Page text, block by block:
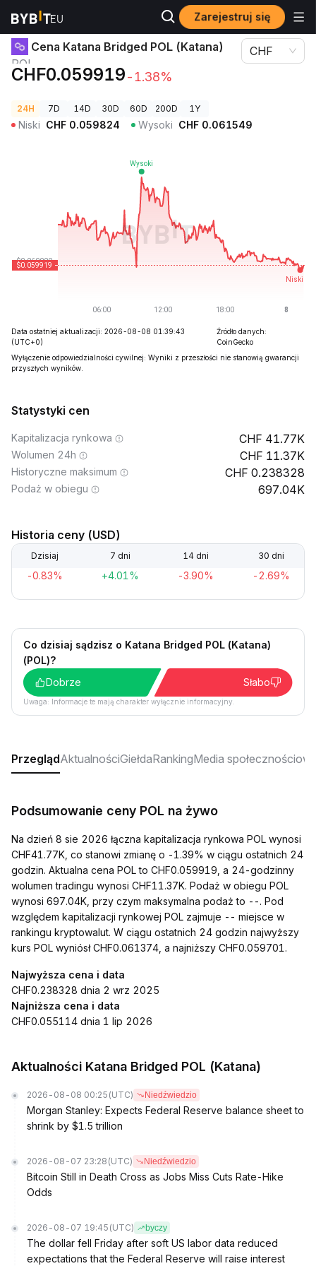
Zarejestruj się
Ceny kryptowalut Cena Katana Bridged POL (Katana) POL
Cena Katana Bridged POL (Katana)
POL
CHF0.059919-1.38%
CHF
24H 7D 14D 30D 60D 200D 1Y
Niski CHF 0.059824 Wysoki CHF 0.061549
Data ostatniej aktualizacji: 2026-08-08 01:39:43
(UTC+0)
Źródło danych:
CoinGecko
Wyłączenie odpowiedzialności cywilnej: Wyniki z przeszłości nie stanowią gwarancji
przyszłych wyników.
Statystyki cen
Kapitalizacja rynkowa 41.77K
Wolumen 24h 11.37K
Historyczne maksimum 0.238328
Podaż w obiegu 697.04K
Historia ceny (USD)
Dzisiaj 7 dni 14 dni 30 dni
-0.83% +4.01% -3.90% -2.69%
Co dzisiaj sądzisz o Katana Bridged POL (Katana)
(POL)?
Dobrze
Słabo
Uwaga: Informacje te mają charakter wyłącznie informacyjny.
PrzeglądAktualnościGiełdaRankingMedia
Podsumowanie ceny POL na żywo
Na dzień 8 sie 2026 łączna kapitalizacja rynkowa POL wynosi
CHF41.77K, co stanowi zmianę o -1.39% w ciągu ostatnich 24
godzin. Aktualna cena POL to CHF0.059919, a 24-godzinny
wolumen tradingu wynosi CHF11.37K. Podaż w obiegu POL
wynosi 697.04K, przy czym maksymalna podaż to --. Pod
względem kapitalizacji rynkowej POL zajmuje -- miejsce w
rankingu kryptowalut. W ciągu ostatnich 24 godzin najwyższy
kurs POL wyniósł CHF0.061374, a najniższy CHF0.059701.
Najwyższa cena i data
CHF0.238328 dnia 2 wrz 2025
Najniższa cena i data
CHF0.055114 dnia 1 lip 2026
Aktualności Katana Bridged POL (Katana)
2026-08-08 00:25 (UTC) Niedźwiedzio
Morgan Stanley: Expects Federal Reserve balance sheet to
shrink by $1.5 trillion
2026-08-07 23:28 (UTC) Niedźwiedzio
Bitcoin Still in Death Cross as Jobs Miss Cuts Rate-Hike
Odds
2026-08-07 19:45 (UTC) byczy
The dollar fell Friday after soft US labor data reduced
expectations that the Federal Reserve will raise interest